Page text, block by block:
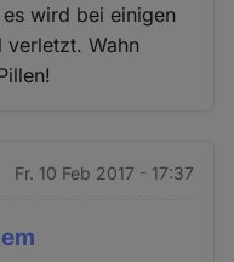
wird bei einigen
verletzt. Wahn
Fr. 10 Feb 2017 - 17:37